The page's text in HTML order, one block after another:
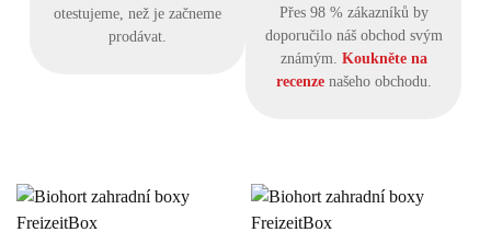
otestujeme, než je začneme
prodávat.
Přes 98 % zákazníků by
doporučilo náš obchod svým
známým. Koukněte na
recenzenašeho obchodu.